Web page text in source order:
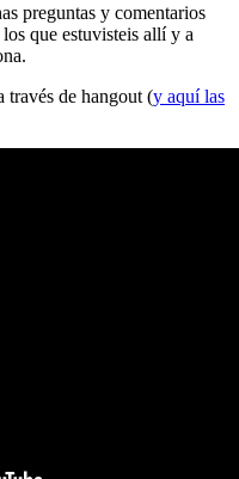
preguntas y comentarios
que estuvisteis allí y a
través de hangout (y aquí las